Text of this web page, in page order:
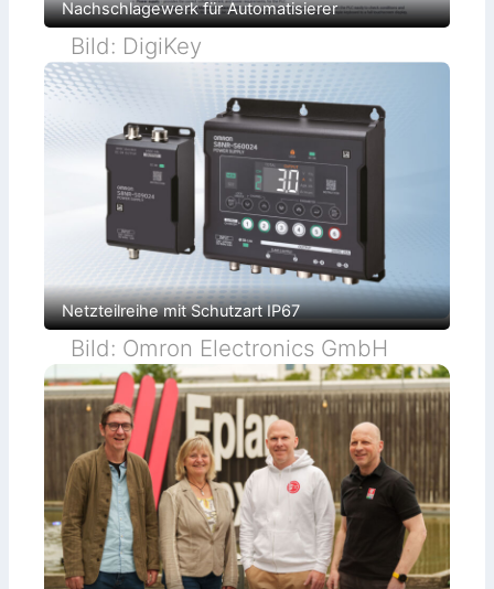
Nachschlagewerk für Automatisierer
Bild: DigiKey
Netzteilreihe mit Schutzart IP67
Bild: Omron Electronics GmbH